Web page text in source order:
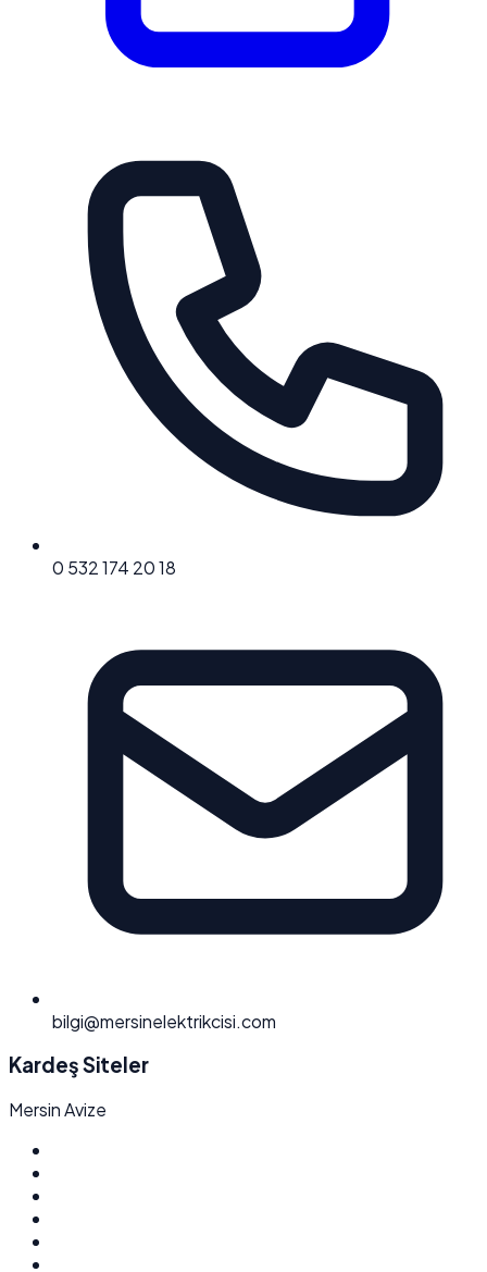
0 532 174 20 18
bilgi@mersinelektrikcisi.com
Kardeş Siteler
Mersin Avize